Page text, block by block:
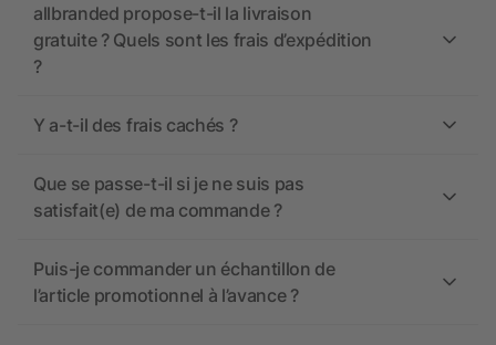
allbranded propose-t-il la livraison
gratuite ? Quels sont les frais d’expédition
?
Y a-t-il des frais cachés ?
Que se passe-t-il si je ne suis pas
satisfait(e) de ma commande ?
Puis-je commander un échantillon de
l’article promotionnel à l’avance ?